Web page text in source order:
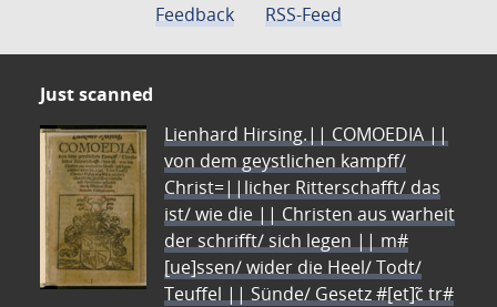
Feedback
RSS-Feed
Just scanned
Lienhard Hirsing.|| COMOEDIA ||
von dem geystlichen kampff/
Christ=||licher Ritterschafft/ das
ist/ wie die || Christen aus warheit
der schrifft/ sich legen || m#
[ue]ssen/ wider die Heel/ Todt/
Teuffel || Sünde/ Gesetz #[et]c̃ tr#